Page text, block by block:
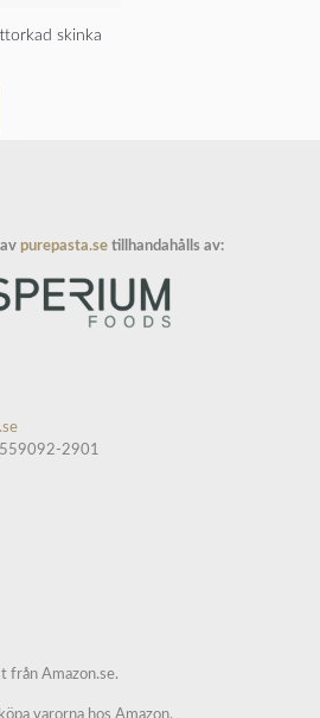
skinka
purepasta.se tillhandahålls av:
559092-2901
från Amazon.se.
varorna hos Amazon.